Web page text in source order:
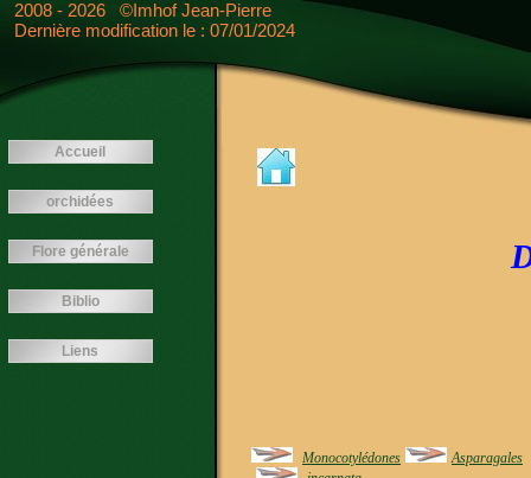
<---- -->
Accueil
orchidées
Flore générale
Biblio
Liens
2008 - 2026 ©Imhof Jean-Pierre
Dernière modification le : 07/01/2024
Monocotylédones
Asparagales